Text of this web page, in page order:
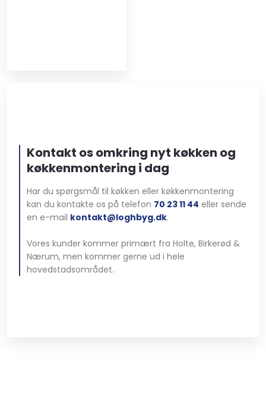
Kontakt os omkring nyt køkken og
​køkkenmontering i dag
Har du spørgsmål til køkken eller køkkenmontering
kan du kontakte os på telefon 70 23 11 44 eller sende
en e-mail kontakt@loghbyg.dk.
Vores kunder kommer primært fra Holte, Birkerød &
Nærum, men kommer gerne ud i hele
hovedstadsområdet.​​